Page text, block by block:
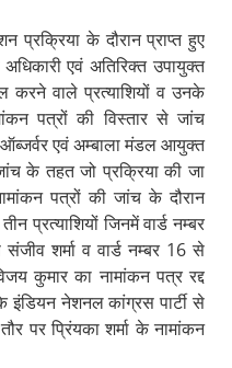
प्रक्रिया के दौरान प्राप्त हुए
एवं अतिरिक्त उपायुक्त
करने वाले प्रत्याशियों व उनके
पत्रों की विस्तार से जांच
एवं अम्बाला मंडल आयुक्त
के तहत जो प्रक्रिया की जा
पत्रों की जांच के दौरान
प्रत्याशियों जिनमें वार्ड नम्बर
शर्मा व वार्ड नम्बर 16 से
कुमार का नामांकन पत्र रद्द
इंडियन नेशनल कांग्रस पार्टी से
पर प्रिंयका शर्मा के नामांकन